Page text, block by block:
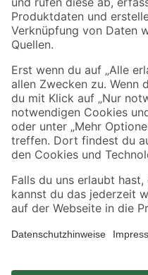
Sicher einkaufen
Jetzt die toom-App
Alle Preisangaben in EUR inkl. gesetzl.
Umständen nicht in allen Märkten
sich auf den unter "Mein Markt"
*Paketversand ab 59 € versandkostenfrei,
fallen zusätzliche Versandkosten an.